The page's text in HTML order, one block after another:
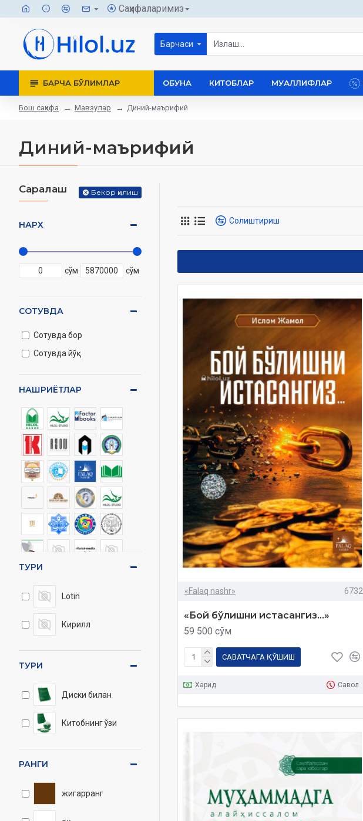
Саҳифаларимиз
Барчаси
БАРЧА БЎЛИМЛАР ОБУНА КИТОБЛАР МУАЛЛИФЛАР
Бош саҳифа Мавзулар Диний-маърифий
Диний-маърифий
Саралаш Бекор қилиш
НАРХ
сўм сўм
НАШРИЁТЛАР
ТУРИ
Lotin
Кирилл
ТУРИ
Диски билан
Китобнинг ўзи
РАНГИ
жигарранг
СОТУВДА
Сотувда бор
Сотувда йўқ
Солиштириш
«Falaq nashr» 6732
«Бой бўлишни истасангиз...»
59 500 сўм
САВАТЧАГА ҚЎШИШ
Харид Савол